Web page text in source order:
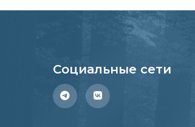
Социальные сети